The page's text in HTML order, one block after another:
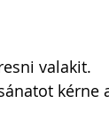
valakit.
kérne